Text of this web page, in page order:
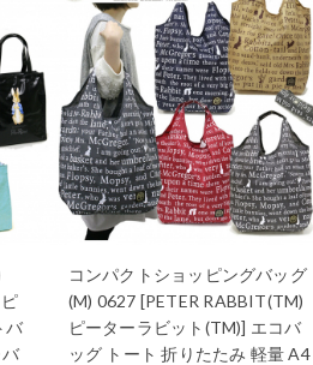
バ
コンパクトショッピングバッグ
(M) 0627 [PETER RABBIT(TM)
ピーターラビット(TM)] エコバ
ッグ トート 折りたたみ 軽量 A4